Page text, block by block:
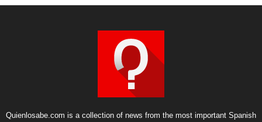
Quienlosabe.com is a collection of news from the most important Spanish